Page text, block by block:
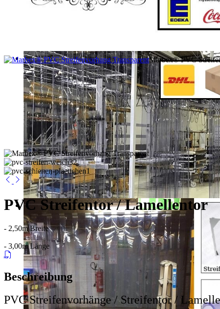
Marbex® PVC
PVC Streifentor / Lamellentor
- 2,50m Breite
- 3,00m Länge
Beschreibung
PVC Streifenvorhänge / Streifentor /